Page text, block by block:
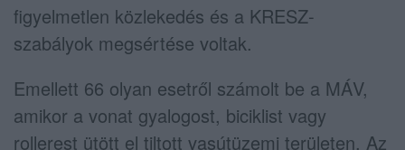
figyelmetlen közlekedés és a KRESZ-
szabályok megsértése voltak.
Emellett 66 olyan esetről számolt be a MÁV,
amikor a vonat gyalogost, biciklist vagy
rollerest ütött el tiltott vasútüzemi területen. Az